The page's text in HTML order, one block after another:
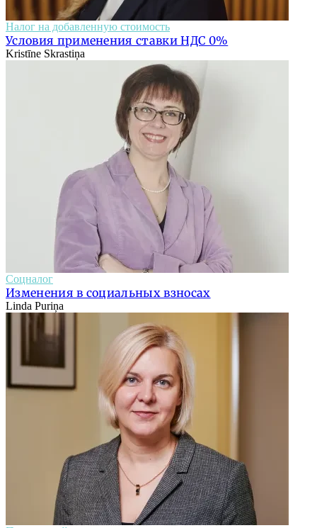
Налог на добавленную стоимость
Условия применения ставки НДС 0%
Kristīne Skrastiņa
Соцналог
Изменения в социальных взносах
Linda Puriņa